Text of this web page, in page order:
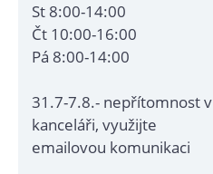
St 8:00-14:00
Čt 10:00-16:00
Pá 8:00-14:00
31.7-7.8.- nepřítomnost v
kanceláři, využijte
emailovou komunikaci